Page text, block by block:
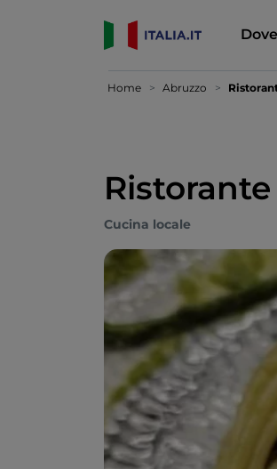
Home Abruzzo
Cucina locale